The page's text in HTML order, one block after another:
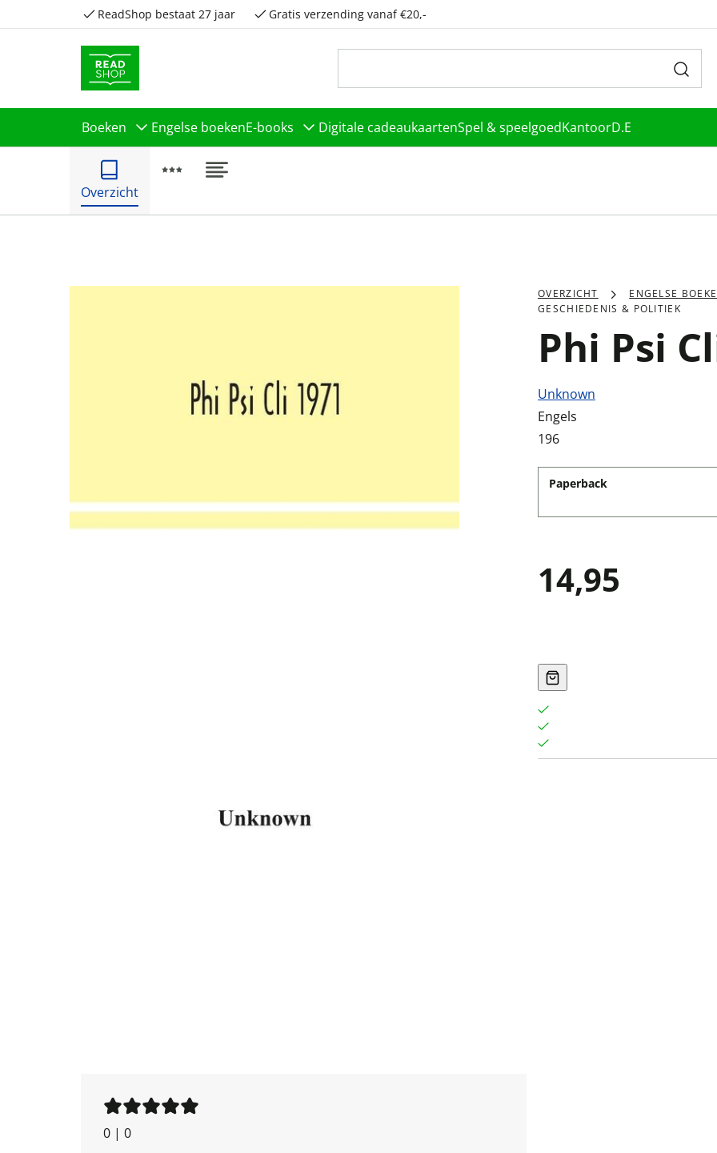
ReadShop bestaat 27 jaar Gratis verzending vanaf €20,-
Boeken Engelse boekenE-books Digitale cadeaukaartenSpel & speelgoedKantoorD.E
Overzicht
OVERZICHT
ENGELSE
GESCHIEDENIS & POLITIEK
Phi Psi
Unknown
Engels
196
Paperback
14,95
0 | 0